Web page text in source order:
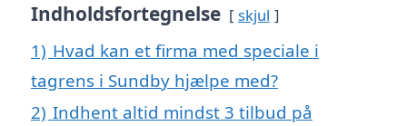
Indholdsfortegnelse skjul
1) Hvad kan et firma med speciale i
tagrens i Sundby hjælpe med?
2) Indhent altid mindst 3 tilbud på